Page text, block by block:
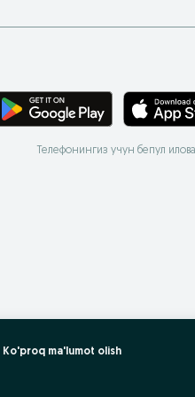
Телефонингиз учун бепул илова
Ko'proq ma'lumot olish